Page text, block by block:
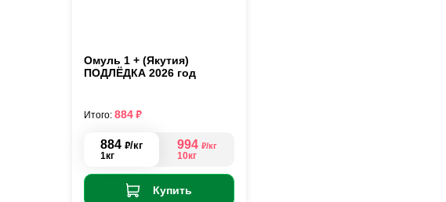
Омуль 1 + (Якутия)
ПОДЛЁДКА 2026 год
884 ₽/кг
1кг
994 ₽/кг
10кг
Купить
Итого: 884₽